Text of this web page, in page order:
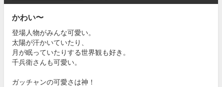
かわい〜
登場人物がみんな可愛い。
太陽が汗かいていたり、
月が眠っていたりする世界観も好き。
千兵衛さんも可愛い。
ガッチャンの可愛さは神！